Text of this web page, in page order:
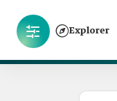
Explorer